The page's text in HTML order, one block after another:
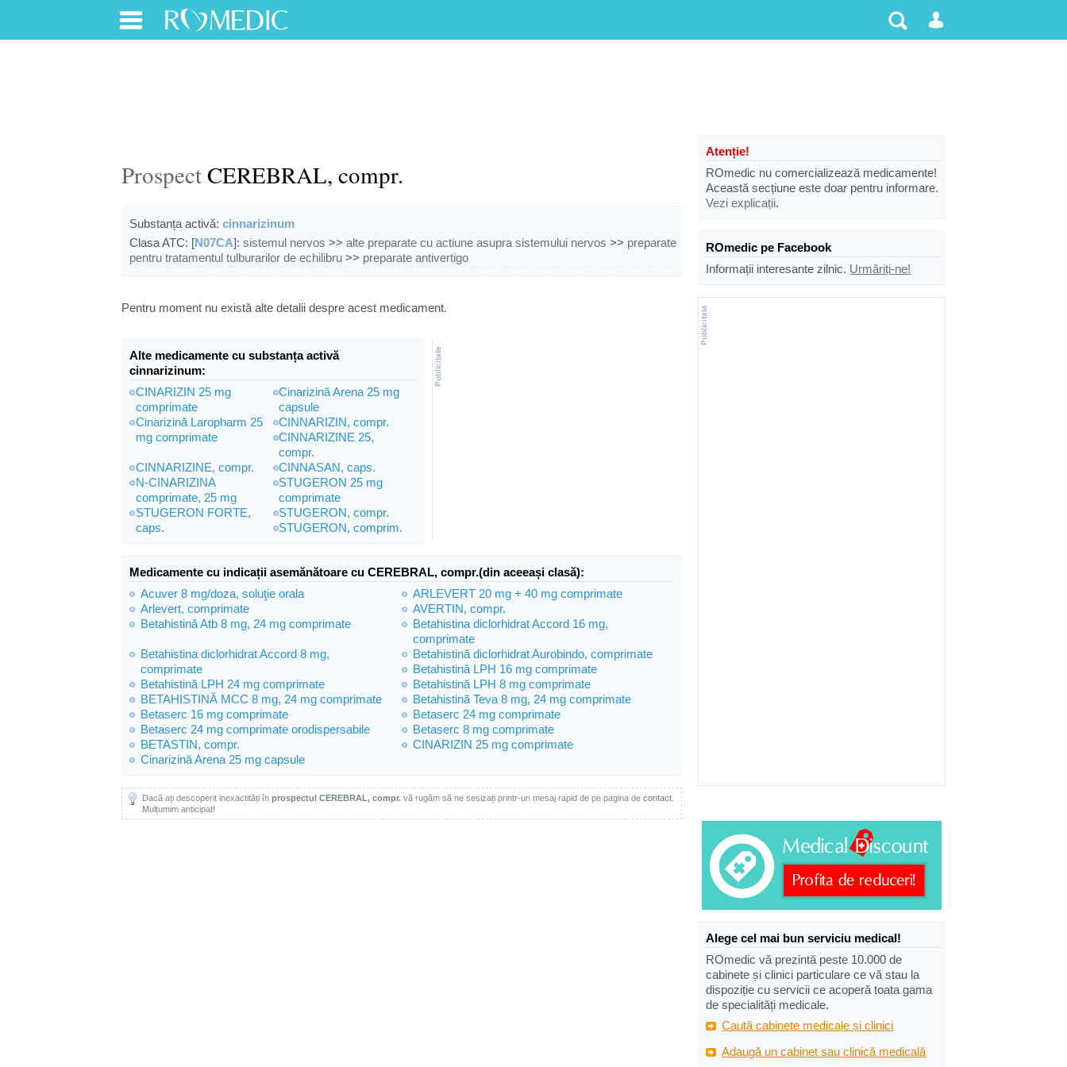
ProspectCEREBRAL, compr.
Substanța activă:cinnarizinum
Clasa ATC: [N07CA]:sistemul nervos >>alte preparate cu actiune asupra sistemului nervos >> preparate
pentru tratamentul tulburarilor de echilibru >> preparate antivertigo
Pentru moment nu există alte detalii despre acest medicament.
Alte medicamente cu substanța activă
cinnarizinum:
CINARIZIN 25 mg
comprimate
Cinarizină Arena 25 mg
capsule
Cinarizină Laropharm 25
mg comprimate
CINNARIZIN, compr.
CINNARIZINE 25,
compr.
CINNARIZINE, compr.
CINNASAN, caps.
N-CINARIZINA
comprimate, 25 mg
STUGERON 25 mg
comprimate
STUGERON FORTE,
caps.
STUGERON, compr.
STUGERON, comprim.
Medicamente cu indicații asemănătoare cu CEREBRAL, compr.(din aceeași clasă):
Acuver 8 mg/doza, soluţie orala
ARLEVERT 20 mg + 40 mg comprimate
Arlevert, comprimate
AVERTIN, compr.
Betahistină Atb 8 mg, 24 mg comprimate
Betahistina diclorhidrat Accord 16 mg,
comprimate
Betahistina diclorhidrat Accord 8 mg,
comprimate
Betahistină diclorhidrat Aurobindo, comprimate
Betahistină LPH 16 mg comprimate
Betahistină LPH 24 mg comprimate
Betahistină LPH 8 mg comprimate
BETAHISTINĂ MCC 8 mg, 24 mg comprimate
Betahistină Teva 8 mg, 24 mg comprimate
Betaserc 16 mg comprimate
Betaserc 24 mg comprimate
Betaserc 24 mg comprimate orodispersabile
Betaserc 8 mg comprimate
BETASTIN, compr.
CINARIZIN 25 mg comprimate
Cinarizină Arena 25 mg capsule
Dacă ați descoperit inexactități înprospectul CEREBRAL, compr. vă rugăm să ne sesizați printr-un mesaj rapid de pe pagina decontact
Mulțumim anticipat!
Atenție!
ROmedic nu comercializează medicamente!
Această secțiune este doar pentru informare.
Vezi explicații.
ROmedic pe Facebook
Informații interesante zilnic. Urmăriți-ne!
Alege cel mai bun serviciu medical!
ROmedic vă prezintă peste 10.000 de
cabinete și clinici particulare ce vă stau la
dispoziție cu servicii ce acoperă toata gama
de specialități medicale.
Caută cabinete medicale și clinici
Adaugă un cabinet sau clinică medicală